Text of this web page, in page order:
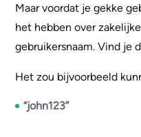
Maar voordat je gekke
het hebben over
gebruikersnaam. Vind je
Het zou bijvoorbeeld
“john123”